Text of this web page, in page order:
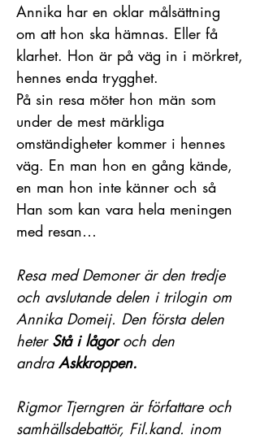
Annika har en oklar målsättning
om att hon ska hämnas. Eller få
klarhet. Hon är på väg in i mörkret,
hennes enda trygghet.
På sin resa möter hon män som
under de mest märkliga
omständigheter kommer i hennes
väg. En man hon en gång kände,
en man hon inte känner och så
Han som kan vara hela meningen
med resan…
Resa med Demoner är den tredje
och avslutande delen i trilogin om
Annika Domeij. Den första delen
heter Stå i lågoroch den
andra Askkroppen.
Rigmor Tjerngren är författare och
samhällsdebattör, Fil.kand. inom